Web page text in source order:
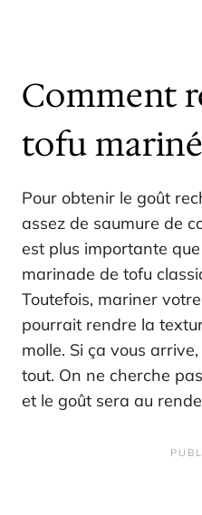
Comment
tofu
Pour obtenir le goût
assez de saumure de
est plus importante
marinade de tofu
Toutefois, mariner
pourrait rendre la
molle. Si ça vous
tout. On ne cherche
et le goût sera au